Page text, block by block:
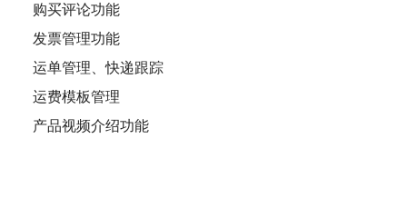
购买评论功能
发票管理功能
运单管理、快递跟踪
运费模板管理
产品视频介绍功能